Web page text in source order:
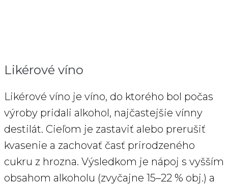
Likérové víno
Likérové víno je víno, do ktorého bol počas
výroby pridali alkohol, najčastejšie vínny
destilát. Cieľom je zastaviť alebo prerušiť
kvasenie a zachovať časť prirodzeného
cukru z hrozna. Výsledkom je nápoj s vyšším
obsahom alkoholu (zvyčajne 15–22 % obj.) a